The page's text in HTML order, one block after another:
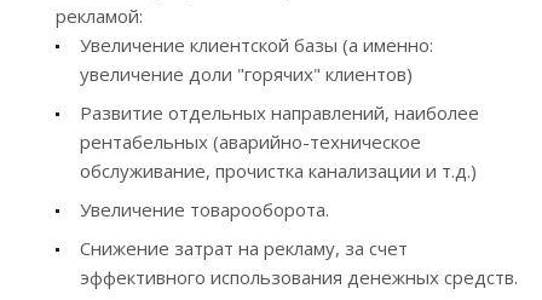
рекламой:
Увеличение клиентской базы (а именно:
увеличение доли "горячих" клиентов)
Развитие отдельных направлений, наиболее
рентабельных (аварийно-техническое
обслуживание, прочистка канализации и т.д.)
Увеличение товарооборота.
Снижение затрат на рекламу, за счет
эффективного использования денежных средств.